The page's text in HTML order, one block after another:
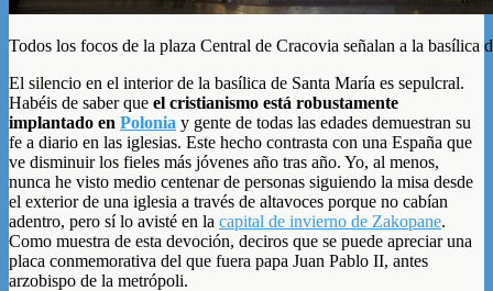
Todos los focos de la plaza Central de Cracovia señalan a la basílica
El silencio en el interior de la basílica de Santa María es sepulcral.
Habéis de saber que el cristianismo está robustamente
implantado en Polonia y gente de todas las edades demuestran su
fe a diario en las iglesias. Este hecho contrasta con una España que
ve disminuir los fieles más jóvenes año tras año. Yo, al menos,
nunca he visto medio centenar de personas siguiendo la misa desde
el exterior de una iglesia a través de altavoces porque no cabían
adentro, pero sí lo avisté en la capital de invierno de Zakopane.
Como muestra de esta devoción, deciros que se puede apreciar una
placa conmemorativa del que fuera papa Juan Pablo II, antes
arzobispo de la metrópoli.